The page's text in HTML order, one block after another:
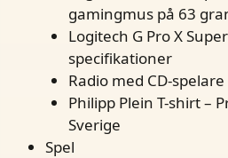
gamingmus på 63
Logitech G Pro X
specifikationer
Radio med CD-
Philipp Plein T-shirt –
Sverige
Spel